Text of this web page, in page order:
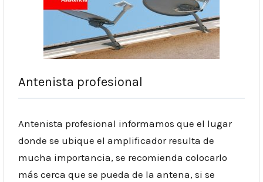
Antenista profesional
Antenista profesional informamos que el lugar
donde se ubique el amplificador resulta de
mucha importancia, se recomienda colocarlo
más cerca que se pueda de la antena, si se